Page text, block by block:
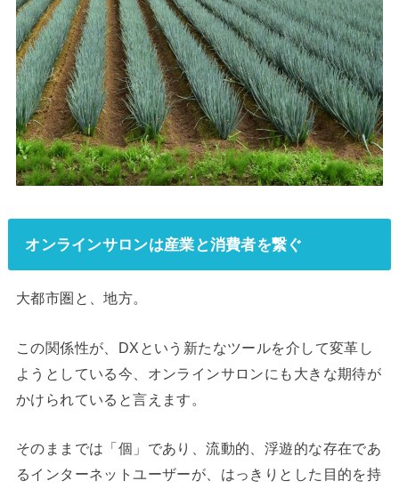
オンラインサロンは産業と消費者を繋ぐ
大都市圏と、地方。
この関係性が、DXという新たなツールを介して変革し
ようとしている今、オンラインサロンにも大きな期待が
かけられていると言えます。
そのままでは「個」であり、流動的、浮遊的な存在であ
るインターネットユーザーが、はっきりとした目的を持